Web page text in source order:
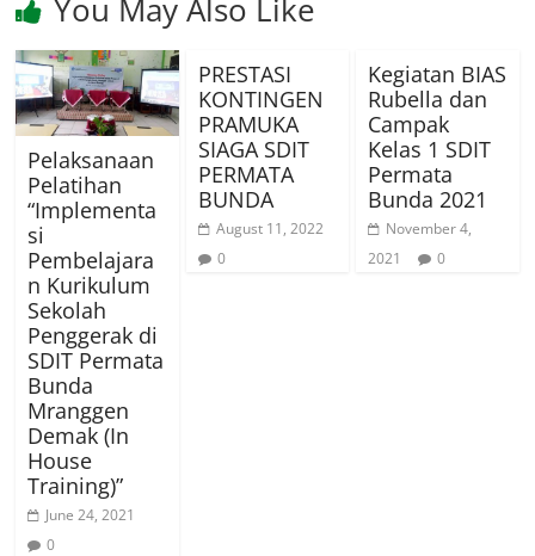
You May Also Like
Pelaksanaan
Pelatihan
“Implementa
si
Pembelajara
n Kurikulum
Sekolah
Penggerak di
SDIT Permata
Bunda
Mranggen
Demak (In
House
Training)”
June 24, 2021
0
PRESTASI
KONTINGEN
PRAMUKA
SIAGA SDIT
PERMATA
BUNDA
August 11, 2022
0
Kegiatan BIAS
Rubella dan
Campak
Kelas 1 SDIT
Permata
Bunda 2021
November 4,
2021
0